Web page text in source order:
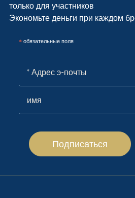
только для участников
Экономьте деньги при каждом
*обязательные поля
Подписаться